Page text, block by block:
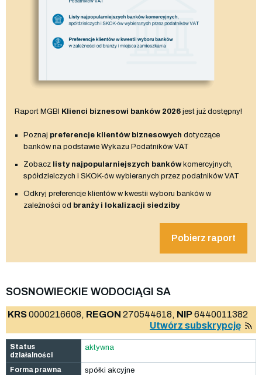
Raport MGBI Klienci biznesowi banków 2026 jest już dostępny!
Poznaj preferencje klientów biznesowych dotyczące
banków na podstawie Wykazu Podatników VAT
Zobacz listy najpopularniejszych bankówkomercyjnych,
spółdzielczych i SKOK-ów wybieranych przez podatników VAT
Odkryj preferencje klientów w kwestii wyboru banków w
zależności od branży i lokalizacji siedziby
Pobierz raport
SOSNOWIECKIE WODOCIĄGI SA
KRS0000216608, REGON 270544618, NIP6440011382
Utwórz subskrypcję
Status
działalności
aktywna
Forma prawna
spółki akcyjne